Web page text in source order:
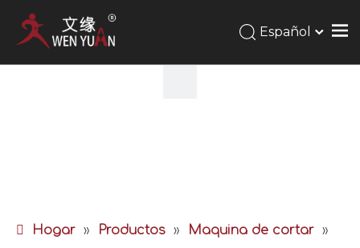
Español
Hogar » Productos » Maquina de cortar »